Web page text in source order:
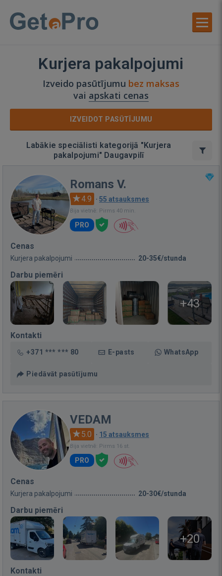
Kurjera pakalpojumi
Izveido pasūtījumu bez maksas
vai apskati cenas
IZVEIDOT PASŪTĪJUMU
Labākie speciālisti kategorijā "Kurjera
pakalpojumi" Daugavpilī
Romans V.
4.9 · 55 atsauksmes
Bija vietnē: Pirms 40 min.
PRO
Cenas
Kurjera pakalpojumi 20-35€/stunda
Darbu piemēri
+43
Kontakti
+371 *** *** 80 E-pasts WhatsApp
Piedāvāt pasūtījumu
VEDAM
5.0 · 15 atsauksmes
Bija vietnē: Pirms 16 st.
PRO
Cenas
Kurjera pakalpojumi 20-30€/stunda
Darbu piemēri
+20
Kontakti